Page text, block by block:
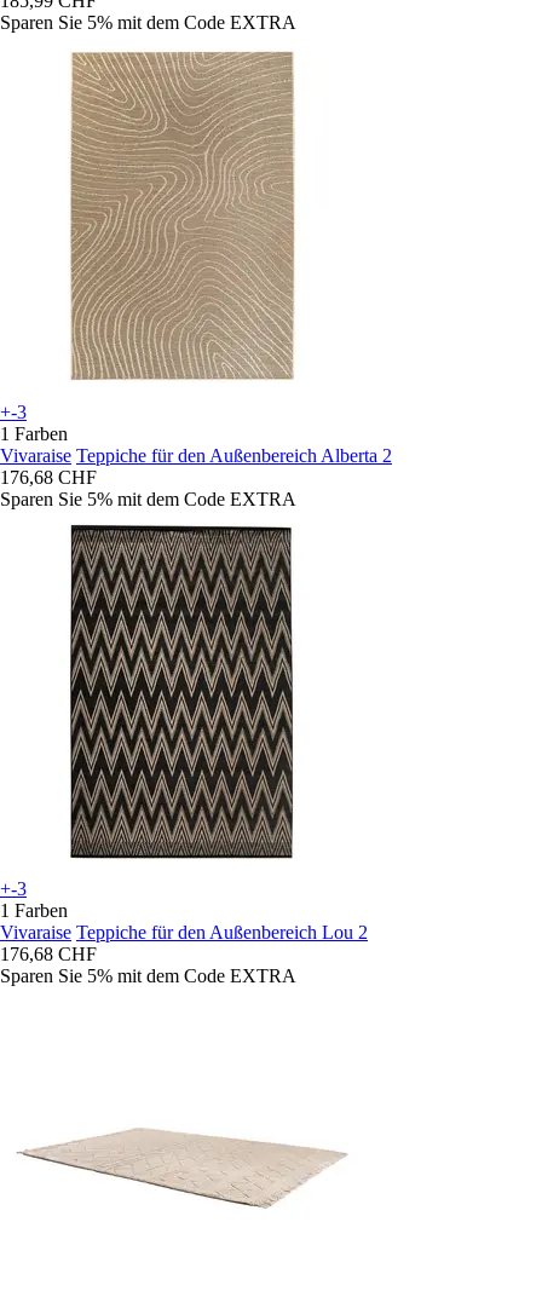
Sparen Sie 5% mit dem Code EXTRA
+-3
1 Farben
Vivaraise Teppiche für den Außenbereich Alberta 2
176,68 CHF
Sparen Sie 5% mit dem Code EXTRA
+-3
1 Farben
Vivaraise Teppiche für den Außenbereich Lou 2
176,68 CHF
Sparen Sie 5% mit dem Code EXTRA